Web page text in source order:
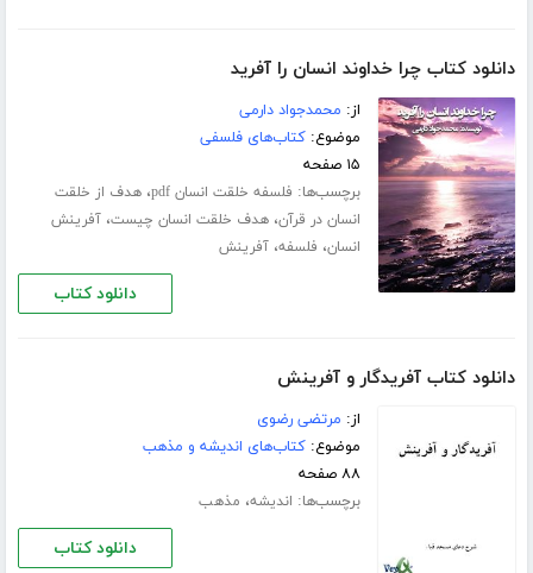
دانلود کتاب چرا خداوند انسان را آفرید
از: محمدجواد دارمی
موضوع:کتاب‌های فلسفی
۱۵ صفحه
برچسب‌ها: فلسفه خلقت انسان pdf ،هدف از خلقت
انسان در قرآن،هدف خلقت انسان چیست،آفرینش
انسان، فلسفه،آفرینش
دانلود کتاب
دانلود کتاب آفریدگار و آفرینش
از: مرتضی رضوی
موضوع:کتاب‌های اندیشه و مذهب
۸۸ صفحه
برچسب‌ها: اندیشه، مذهب
دانلود کتاب